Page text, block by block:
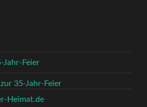
Jahr-Feier
35-Jahr-Feier
Heimat.de